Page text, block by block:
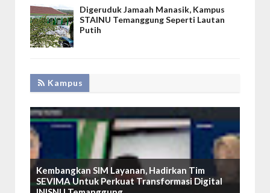
Digeruduk Jamaah Manasik, Kampus
STAINU Temanggung Seperti Lautan
Putih
Kampus
Kembangkan SIM Layanan, Hadirkan Tim
SEVIMA Untuk Perkuat Transformasi Digital